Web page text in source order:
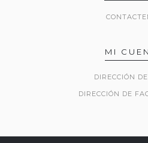
MI
DIRECCIÓN
DIRECCIÓN DE